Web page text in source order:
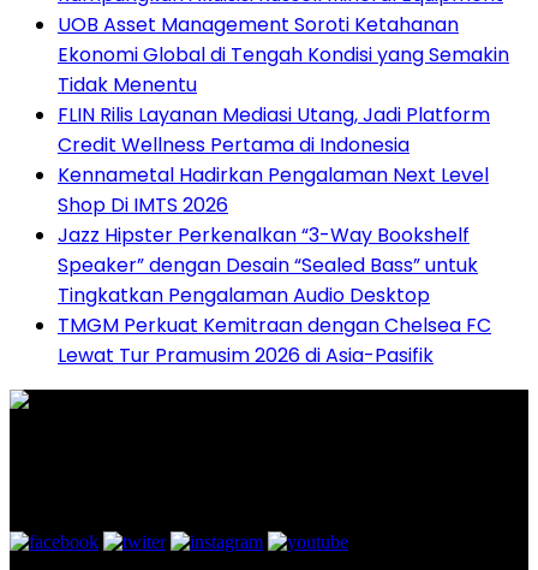
UOB Asset Management Soroti Ketahanan
Ekonomi Global di Tengah Kondisi yang Semakin
Tidak Menentu
FLIN Rilis Layanan Mediasi Utang, Jadi Platform
Credit Wellness Pertama di Indonesia
Kennametal Hadirkan Pengalaman Next Level
Shop Di IMTS 2026
Jazz Hipster Perkenalkan “3-Way Bookshelf
Speaker” dengan Desain “Sealed Bass” untuk
Tingkatkan Pengalaman Audio Desktop
TMGM Perkuat Kemitraan dengan Chelsea FC
Lewat Tur Pramusim 2026 di Asia-Pasifik